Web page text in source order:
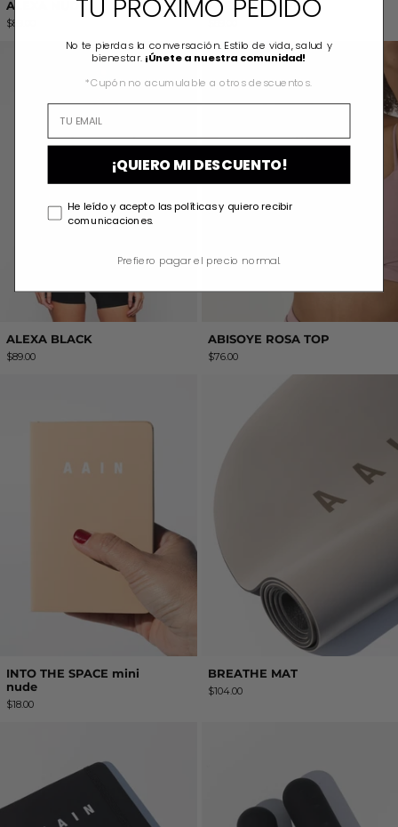
ALEXA NUDE
$89.00
ALEXA BROWN
ALEXA BLACK
ALEXA BLACK
$89.00
ABISOYE
ABISOYE ROSA TOP
$76.00
INTO THE SPACE mini
nude
$18.00
BREATHE MAT
$104.00
TU PRÓXIMO PEDIDO
No te pierdas la conversación. Estilo de vida, salud y
bienestar. ¡Únete a nuestra comunidad!
*Cupón no acumulable a otros descuentos.
¡QUIERO MI DESCUENTO!
He leído y acepto las políticas y quiero recibir
comunicaciones.
Prefiero pagar el precio normal.